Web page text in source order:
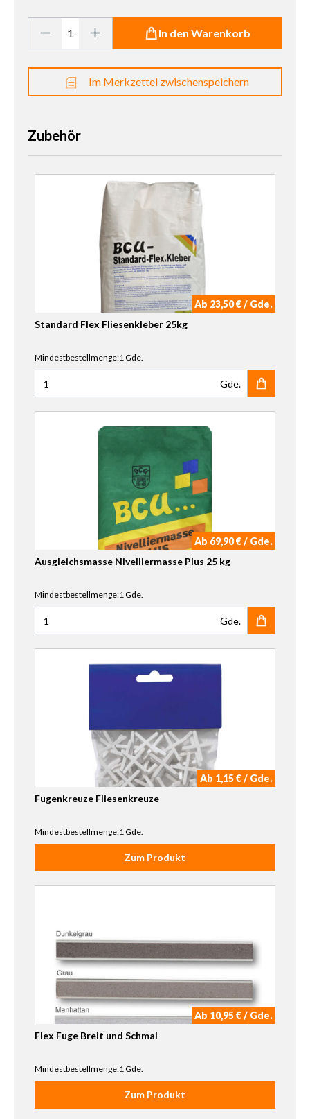
Produkt Anzahl: Gib den gewünschten Wert ein oder benutze
In den Warenkorb
Im Merkzettel zwischenspeichern
Zubehör
Ab 23,50 € / Gde.
Standard Flex Fliesenkleber 25kg
Mindestbestellmenge:1 Gde.
Anzahl für Standard Flex Fliesenkleber 25kg
Gde.
Ab 69,90 € / Gde.
Ausgleichsmasse Nivelliermasse Plus 25 kg
Mindestbestellmenge:1 Gde.
Anzahl für Ausgleichsmasse Nivelliermasse Plus 25 kg
Gde.
Ab 1,15 € / Gde.
Fugenkreuze Fliesenkreuze
Mindestbestellmenge:1 Gde.
Zum Produkt
Ab 10,95 € / Gde.
Flex Fuge Breit und Schmal
Mindestbestellmenge:1 Gde.
Zum Produkt